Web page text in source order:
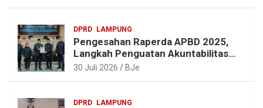
DPRD LAMPUNG
Pengesahan Raperda APBD 2025,
Langkah Penguatan Akuntabilitas
dan Pembangunan Lampung
30 Juli 2026 BJe
DPRD LAMPUNG